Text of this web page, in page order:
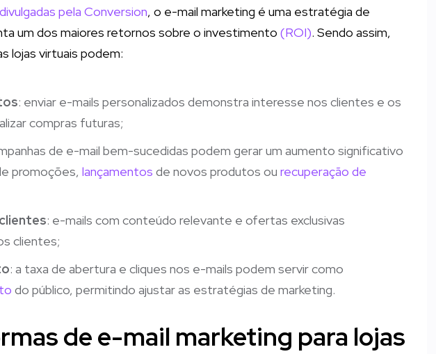
pela Conversion, o e-mail marketing é uma estratégia de
um dos maiores retornos sobre o investimento (ROI). Sendo assim,
lojas virtuais podem:
: enviar e-mails personalizados demonstra interesse nos clientes e os
compras futuras;
de e-mail bem-sucedidas podem gerar um aumento significativo
promoções, lançamentos de novos produtos ou recuperação de
: e-mails com conteúdo relevante e ofertas exclusivas
clientes;
: a taxa de abertura e cliques nos e-mails podem servir como
do público, permitindo ajustar as estratégias de marketing.
de e-mail marketing para lojas